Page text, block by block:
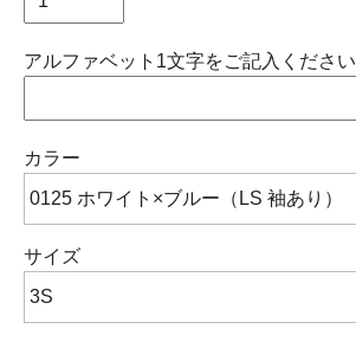
アルファベット1文字をご記入ください
カラー
サイズ